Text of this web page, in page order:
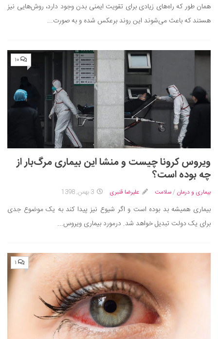
دانستنی‌ها
طنز
اخبار
همان طور که راه‌های زیادی برای تقویت ایمنی بدن وجود دارد، روش‌هایی نیز
هستند که باعث می‌شوند این روند برعکس شده و به صورت...
۱۰
ویروس کرونا چیست و منشا این بیماری مرگ‌بار از
چه بوده است؟
بیماری و درمان /سلامت علیرضا قنبری 3 بهمن, 1398
بیماری همیشه بد بوده است و اگر شیوع نیز پیدا کند به یک موضوع جدی
برای یک دولت تبدیل خواهد شد. درمورد بیماری ویروس...
۱